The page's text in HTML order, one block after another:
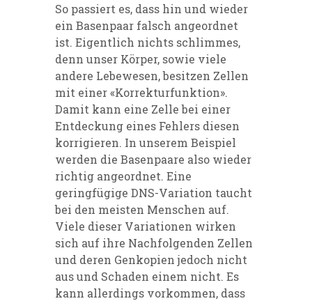
So passiert es, dass hin und wieder
ein Basenpaar falsch angeordnet
ist. Eigentlich nichts schlimmes,
denn unser Körper, sowie viele
andere Lebewesen, besitzen Zellen
mit einer «Korrekturfunktion».
Damit kann eine Zelle bei einer
Entdeckung eines Fehlers diesen
korrigieren. In unserem Beispiel
werden die Basenpaare also wieder
richtig angeordnet. Eine
geringfügige DNS-Variation taucht
bei den meisten Menschen auf.
Viele dieser Variationen wirken
sich auf ihre Nachfolgenden Zellen
und deren Genkopien jedoch nicht
aus und Schaden einem nicht. Es
kann allerdings vorkommen, dass